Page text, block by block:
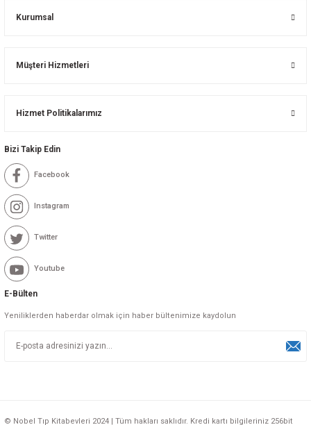
Kurumsal
Müşteri Hizmetleri
Hizmet Politikalarımız
Bizi Takip Edin
Facebook
Instagram
Twitter
Youtube
E-Bülten
Yeniliklerden haberdar olmak için haber bültenimize kaydolun
© Nobel Tıp Kitabevleri 2024 | Tüm hakları saklıdır. Kredi kartı bilgileriniz 256bit